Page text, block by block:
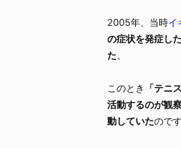
2005年、当時イ
の症状を発症し
た。
このとき 「テニ
活動するのが観
動していたのです